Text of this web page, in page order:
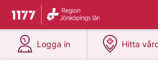
Till startsidan för 1177
Du har valt region
Logga in
på 1177.se
Hitta
på